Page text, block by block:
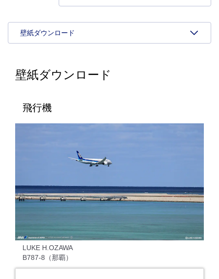
壁紙ダウンロード
壁紙ダウンロード
飛行機
LUKE H.OZAWA
B787-8（那覇）